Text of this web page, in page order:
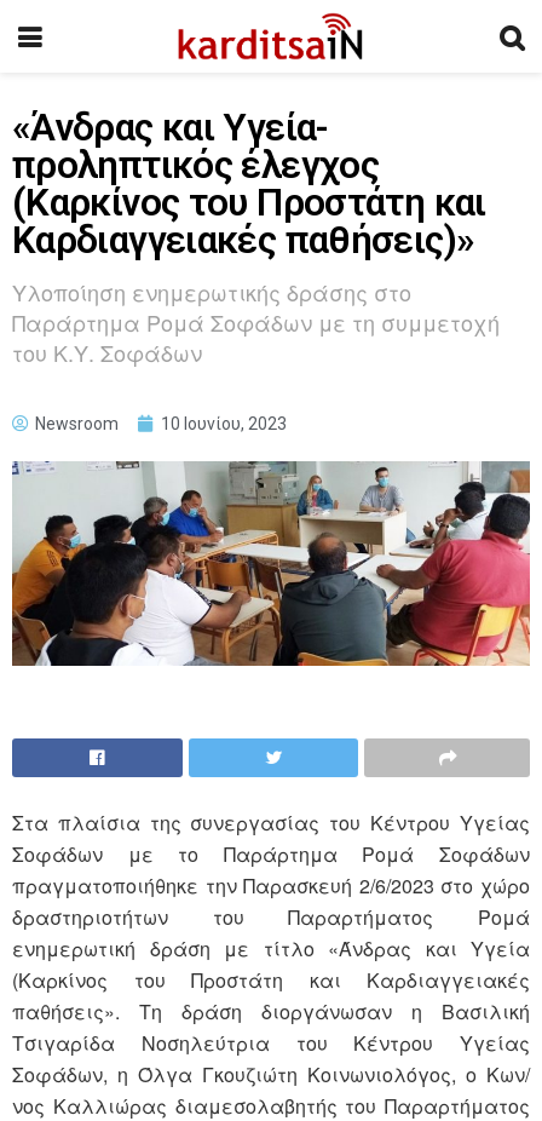
«Άνδρας και Υγεία-
προληπτικός έλεγχος
(Καρκίνος του Προστάτη και
Καρδιαγγειακές παθήσεις)»
Υλοποίηση ενημερωτικής δράσης στο
Παράρτημα Ρομά Σοφάδων με τη συμμετοχή
του Κ.Υ. Σοφάδων
Newsroom 10 Ιουνίου, 2023
Στα πλαίσια της συνεργασίας του Κέντρου Υγείας
Σοφάδων με το Παράρτημα Ρομά Σοφάδων
πραγματοποιήθηκε την Παρασκευή 2/6/2023 στο χώρο
δραστηριοτήτων του Παραρτήματος Ρομά
ενημερωτική δράση με τίτλο «Άνδρας και Υγεία
(Καρκίνος του Προστάτη και Καρδιαγγειακές
παθήσεις». Τη δράση διοργάνωσαν η Βασιλική
Τσιγαρίδα Νοσηλεύτρια του Κέντρου Υγείας
Σοφάδων, η Όλγα Γκουζιώτη Κοινωνιολόγος, ο Κων/
νος Καλλιώρας διαμεσολαβητής του Παραρτήματος